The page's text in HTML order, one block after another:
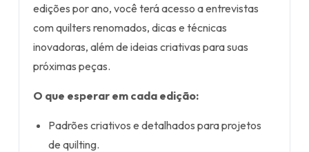
edições por ano, você terá acesso a entrevistas
com quilters renomados, dicas e técnicas
inovadoras, além de ideias criativas para suas
próximas peças.
O que esperar em cada edição:
Padrões criativos e detalhados para projetos
de quilting.